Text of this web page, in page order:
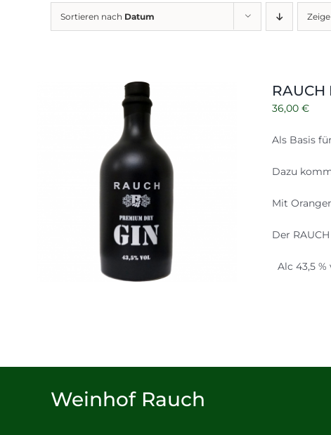
Sortieren nach Datum Zeige
36,00 €
Als Basis
Dazu
Mit
Der
Alc 43,5 %
Weinhof Rauch